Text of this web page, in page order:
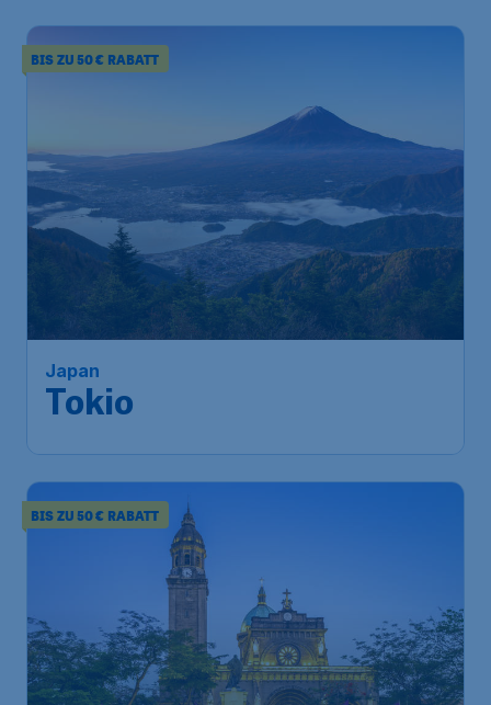
BIS ZU 50 € RABATT
Japan
Tokio
BIS ZU 50 € RABATT